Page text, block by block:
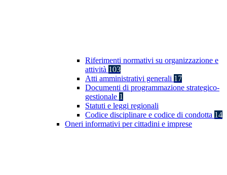
Riferimenti normativi su organizzazione e
attività 103
Atti amministrativi generali 17
Documenti di programmazione strategico-
gestionale 1
Statuti e leggi regionali
Codice disciplinare e codice di condotta 14
Oneri informativi per cittadini e imprese